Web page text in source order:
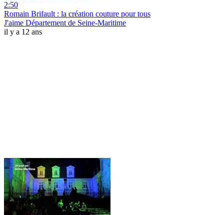
2:50
Romain Brifault : la création couture pour tous
J'aime Département de Seine-Maritime
il y a 12 ans